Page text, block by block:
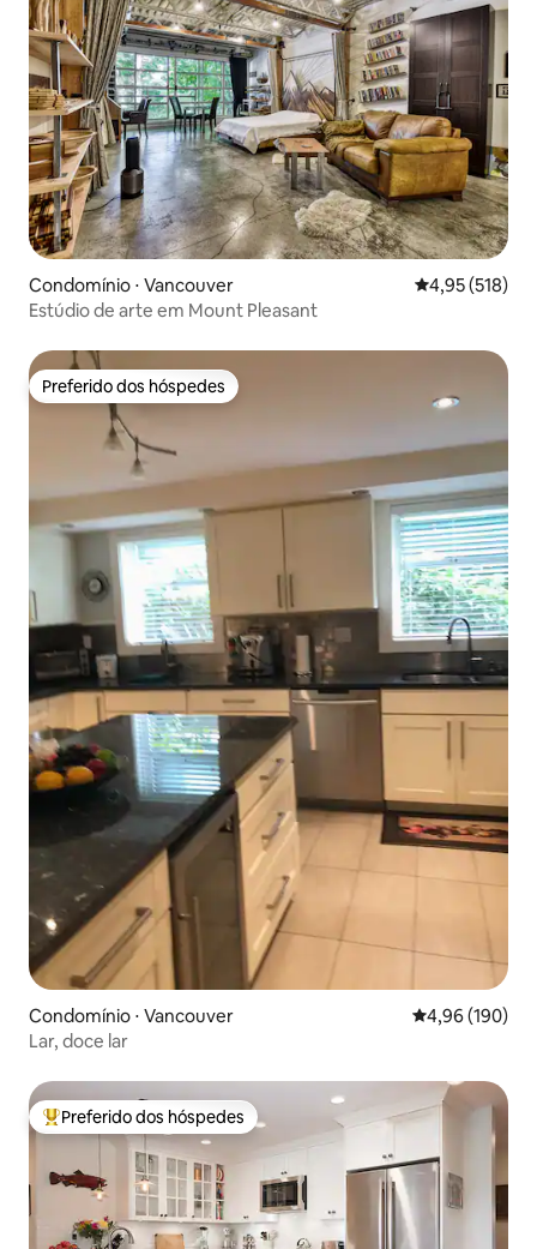
Condomínio ⋅ Vancouver 4,95 de uma
4,95 (518)
Estúdio de arte em Mount Pleasant
Preferido dos hóspedes
Preferido dos hóspedes
Condomínio ⋅ Vancouver 4,96 de uma
4,96 (190)
Lar, doce lar
Entre os melhores preferidos dos hóspedes
Preferido dos hóspedes